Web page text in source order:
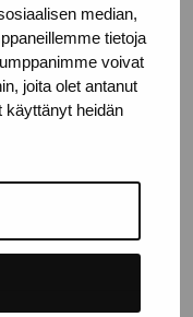
median,
tietoja
voivat
joita olet antanut
käyttänyt heidän